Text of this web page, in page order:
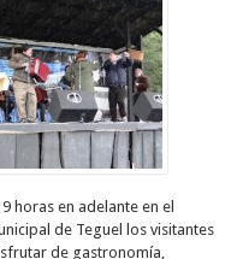
horas en adelante en el
de Teguel los visitantes
de gastronomía,